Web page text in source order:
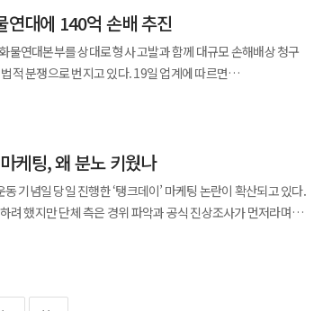
·산업안전보건공단과 합동
. 단차 발생 후 보고 체계가 작동했는지, 현장 진입을 지시한
사를 통해 밝혀져야 한다. 그러나 법적 책임 소재를 따지는
온 것은 서류였지 현장의 문화가 아니었다는 뜻이다. 이번
현장관리소장과 감리단장이라는 직함을 가진, 안전 체계의
단을 내린 것인지, 잘못된 지시를 받은 것인지, 아니면
에 있었는지 그것을 가리는 것은 수사의 몫이다. 하지만 어느
사람을 빼낼 수 있는 권한과 문화가 그 현장에 없었다는 것은,
결단이 허용되지 않는 한, 어떤 법률도 어떤 감리 체계도 사람의
슬라브 절단 작업을 실시했다고 설명했다. 작업 중 슬라브에 약
을 실시하던 중 거더 붕괴가 진행됐다는 것이 시의 설명이다.
비계와 거더 일부가 무너지는 사고가 발생한 것으로
하고 관계기관과 함께 인명 구조와 사고 원인 확인에 총력을
보 손상 등 구조물 파손이 반복되면서 철거가 추진됐다.
어진 길이 335m, 폭 14.9m 규모의 구조물로, 총 18개
상과 구조적 위험으로 사용 금지 및 긴급 보수·보강이 필요한
생산기간은 2024년 6월 20일부터 2025년 8월 22일까지다.
중량과 높은 토크 부하에 적합한 휠 볼트가 적용되지 않았을
과 구동 토크를 볼트가 견디지 못할 경우 주행 중 휠 볼트가
위험이 높아질 수 있다는 설명이다. 벤츠는 이와 함께
등 총 15대에 대해서도 조수석 에어백 결함으로 리콜을
의도한 방식대로
을 충족하지 못할 가능성이 있다고 밝혔다. 해당 차량은
트 관련 결함으로 리콜을 실시한다. 차종별 대상은
대에 140억 손배 추진
연대본부를 상대로 형사 고발과 함께 대규모 손해배상 청구
번지고 있다. 19일 업계에 따르면
해 등의 혐의로 경찰에 고발했다고 밝혔다. 고발장은
터를 봉쇄했다. 이 과정에서 물류 차량의 출입이 제한되면서
르지 않았다는 게
녹지에 천막과 차량이 대거 설치되며 물류 흐름이 막혔고 이로
의회는 이 과정에서 수목 훼손 등 추가 피해도 발생했다고 보고
케팅, 왜 분노 키웠나
기념일 당일 진행한 ‘탱크데이’ 마케팅 논란이 확산되고 있다.
려 했지만 단체 측은 경위 파악과 공식 진상조사가 먼저라며
갑자기 사과부터 하겠다는 것은 노이즈 마케팅이 아닌지